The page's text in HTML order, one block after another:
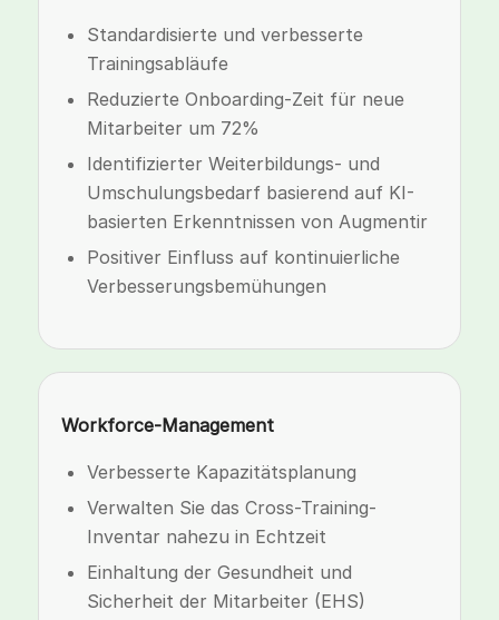
Standardisierte und verbesserte
Trainingsabläufe
Reduzierte Onboarding-Zeit für neue
Mitarbeiter um 72%
Identifizierter Weiterbildungs- und
Umschulungsbedarf basierend auf KI-
basierten Erkenntnissen von Augmentir
Positiver Einfluss auf kontinuierliche
Verbesserungsbemühungen
Workforce-Management
Verbesserte Kapazitätsplanung
Verwalten Sie das Cross-Training-
Inventar nahezu in Echtzeit
Einhaltung der Gesundheit und
Sicherheit der Mitarbeiter (EHS)